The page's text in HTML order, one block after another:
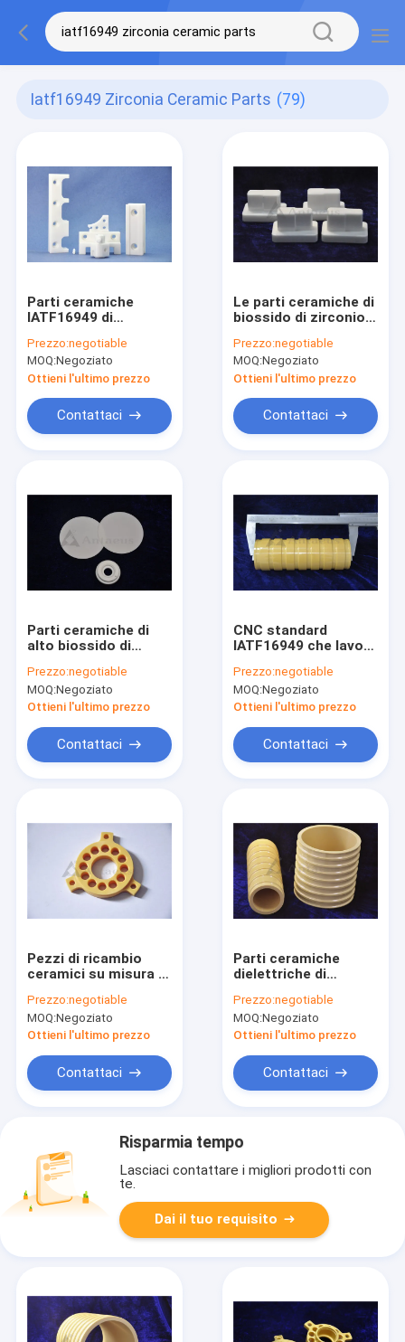
Iatf16949 Zirconia Ceramic Parts (79)
Parti ceramiche
IATF16949 di
di durezza di
rendimento elevato
Prezzo:negotiable
MOQ:Negoziato
Ottieni l'ultimo prezzo
Contattaci
Le parti ceramiche di
biossido di zirconio
lisciano IATF16949 di
superficie
Prezzo:negotiable
MOQ:Negoziato
Ottieni l'ultimo prezzo
Contattaci
Parti ceramiche di
alto biossido di
di forza 99% 99,5%
99,8%
Prezzo:negotiable
MOQ:Negoziato
Ottieni l'ultimo prezzo
Contattaci
CNC standard
IATF16949 che lavora
ceramiche di
biossido di zirconio
refrattario
Prezzo:negotiable
MOQ:Negoziato
Ottieni l'ultimo prezzo
Contattaci
Pezzi di ricambio
ceramici su misura di
ad alta densità
Prezzo:negotiable
MOQ:Negoziato
Ottieni l'ultimo prezzo
Contattaci
Parti ceramiche
dielettriche di
di costanti 9,5 - 9,8
Prezzo:negotiable
MOQ:Negoziato
Ottieni l'ultimo prezzo
Contattaci
Risparmia tempo
Lasciaci contattare i migliori prodotti con
te.
Dai il tuo requisito